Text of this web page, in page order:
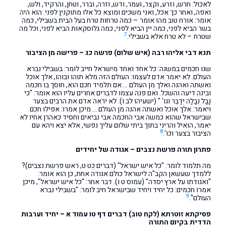
לאכול: חרש, וזרע, וקצר, ועמר, ודש, וזרה, וברר, וטחן, והרקיד, ולש,
ואפה, ואחר כך אכל, ואני משכים ומוצא כל אלו מתוקנין לפני. הוא היה
אומר: אורח טוב מהו אומר – כמה טרחות טרח בעל הבית בשבילי, כמה
בשר הביא לפני, כמה יין הביא לפני, כמה גלוסקאות הביא לפני, וכל מה
שטרח – לא טרח אלא בשבילי.7
תנא דבי אליהו רבה (איש שלום) פרשה כג – פרישה מן הציבור
שנו חכמים במשנה: כל אחד ואחד מישראל חייב לומר: בשבילי נברא
העולם. לא יאמר אדם לעצמו: העולם הזה מלא תוהו ובוהו, אלך אוכל
ואשתה ואהנה ואלך מן העולם … אם תלמיד חכם הוא, חוסך בו חכמה
ובינה דיעה והשכל. ואם פנה עצמו לדברים אחרים עליו הוא אומר: "כִּי
נָבָל נְבָלָה יְדַבֵּר וגו' " (ישעיהו לב ו). לא יראה אדם את הרבים בצער
ויאמר: אלך אוכל ואשתה אהנה מן העולם … מיכן אמרו: אפילו חכם
שבישראל שהוא כמשה אבי החכמה אבי נביאים וחסיד כאהרן אחיו לא
יאמר, הואיל והריני בתוך ביתי שלום עליך נפשי, אלא יצא ויהא עם
הציבור בצער וכו'.8
פתרון תורה פרשת נצבים – אגודה של יחידים
מה תלמוד לומר: "כל איש ישראל" (דברים כט ט, ראש פרשת נצבים)?
ללמדך שעשאן הקב"ה לישראל כולם אגודה אחת, כן הוא אומר:
"ואגודתו על ארץ יסדה" (עמוס ט ו). דבר אחר: "כל איש ישראל", מיכן
אמרו חכמים: כל יחיד ויחיד שבישראל חיב לומר: "בשבילי נברא
העולם".9
פסיקתא זוטרתא (לקח טוב) דברים דף טו עמוד א – יחיד וערבות
הדדית בקיום התורה